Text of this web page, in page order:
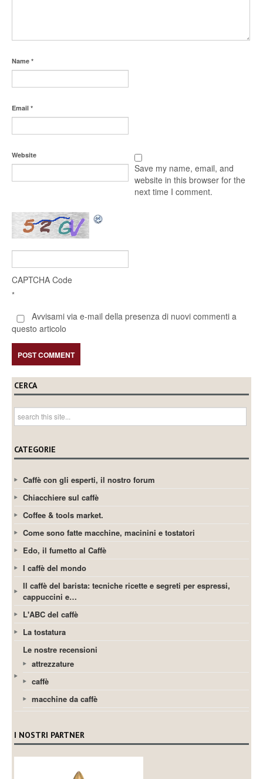
Name *
Email *
Website
Save my name, email, and
website in this browser for the
next time I comment.
CAPTCHA Code
*
Avvisami via e-mail della presenza di nuovi commenti a
questo articolo
CERCA
CATEGORIE
Caffè con gli esperti, il nostro forum
Chiacchiere sul caffè
Coffee & tools market.
Come sono fatte macchine, macinini e tostatori
Edo, il fumetto al Caffè
I caffè del mondo
Il caffè del barista: tecniche ricette e segreti per espressi,
cappuccini e…
L'ABC del caffè
La tostatura
Le nostre recensioni
attrezzature
caffè
macchine da caffè
I NOSTRI PARTNER